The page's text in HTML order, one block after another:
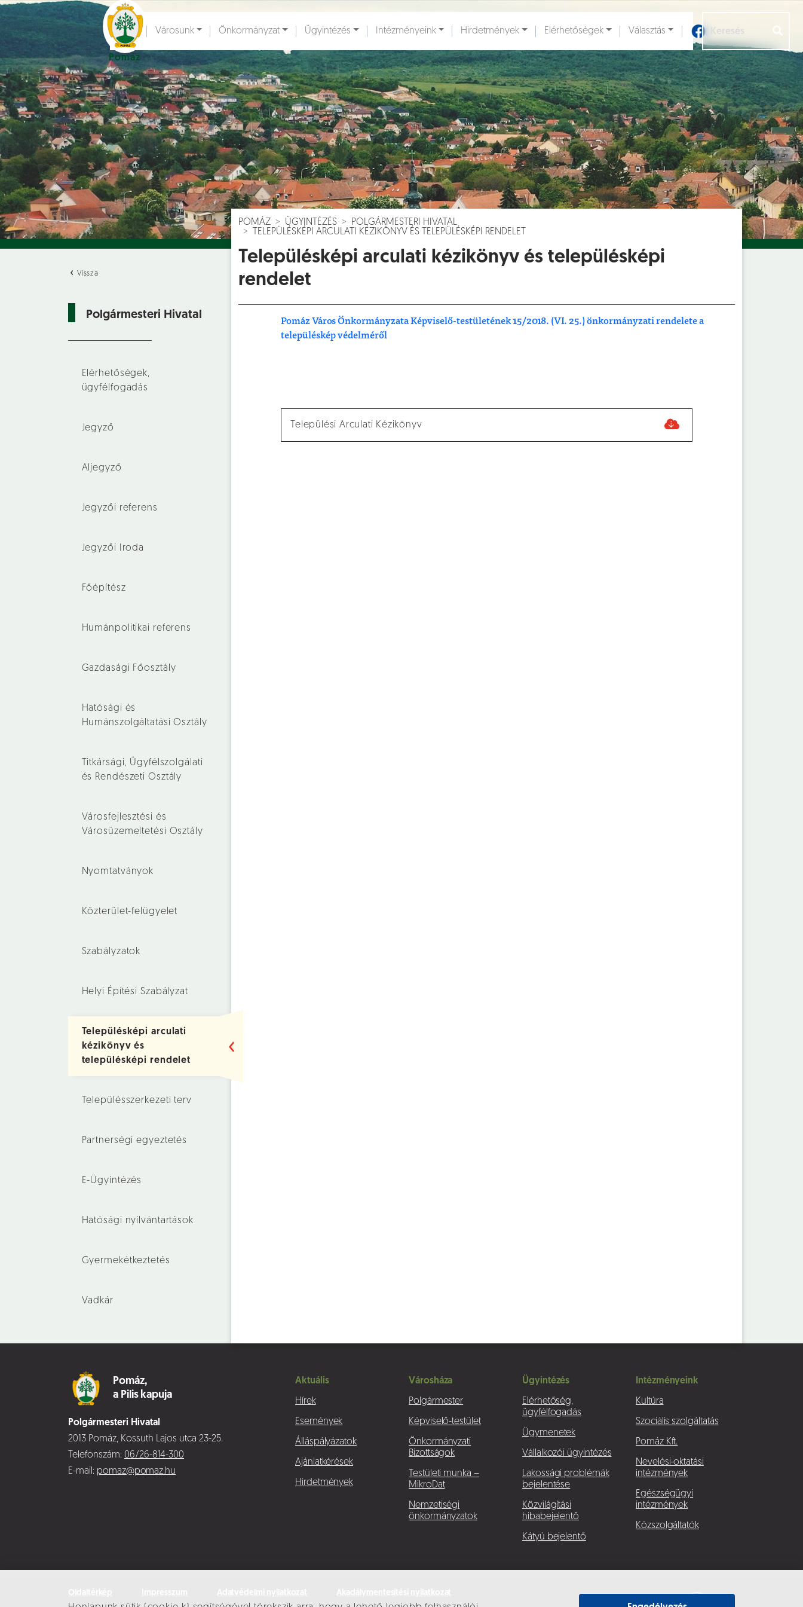
Pomáz
Ugrás a fő tartalomhoz
Városunk Önkormányzat Ügyintézés Intézményeink Hirdetmények Elérhetőségek Választás
Vissza
Polgármesteri Hivatal
Elérhetőségek,
ügyfélfogadás
Jegyző
Aljegyző
Jegyzői referens
Jegyzői Iroda
Főépítész
Humánpolitikai referens
Gazdasági Főosztály
Hatósági és
Humánszolgáltatási Osztály
Titkársági, Ügyfélszolgálati
és Rendészeti Osztály
Városfejlesztési és
Városüzemeltetési Osztály
Nyomtatványok
Közterület-felügyelet
Szabályzatok
Helyi Építési Szabályzat
Településképi arculati
kézikönyv és
településképi rendelet
Településszerkezeti terv
Partnerségi egyeztetés
E-Ügyintézés
Hatósági nyilvántartások
Gyermekétkeztetés
Vadkár
POMÁZ ÜGYINTÉZÉS
POLGÁRMESTERI HIVATAL
TELEPÜLÉSKÉPI ARCULATI KÉZIKÖNYV ÉS TELEPÜLÉSKÉPI RENDELET
Településképi arculati kézikönyv és településképi
rendelet
Pomáz Város Önkormányzata Képviselő-testületének 15/2018. (VI. 25.) önkormányzati rendelete a
településkép védelméről
Települési Arculati Kézikönyv
Pomáz,
a Pilis kapuja
Polgármesteri Hivatal
2013 Pomáz, Kossuth Lajos utca 23-25.
Telefonszám: 06/26-814-300
E-mail: pomaz@pomaz.hu
Aktuális
Hírek
Események
Álláspályázatok
Ajánlatkérések
Hirdetmények
Városháza
Polgármester
Képviselő-testület
Önkormányzati
Bizottságok
Testületi munka –
MikroDat
Nemzetiségi
önkormányzatok
Ügyintézés
Elérhetőség,
ügyfélfogadás
Ügymenetek
Vállalkozói ügyintézés
Lakossági problémák
bejelentése
Közvilágítási
hibabejelentő
Kátyú bejelentő
Intézményeink
Kultúra
Szociális szolgáltatás
Pomáz Kft.
Nevelési-oktatási
intézmények
Egészségügyi
intézmények
Közszolgáltatók
Hírek [] Események [ ] Dokumentumok [] Aloldalak []